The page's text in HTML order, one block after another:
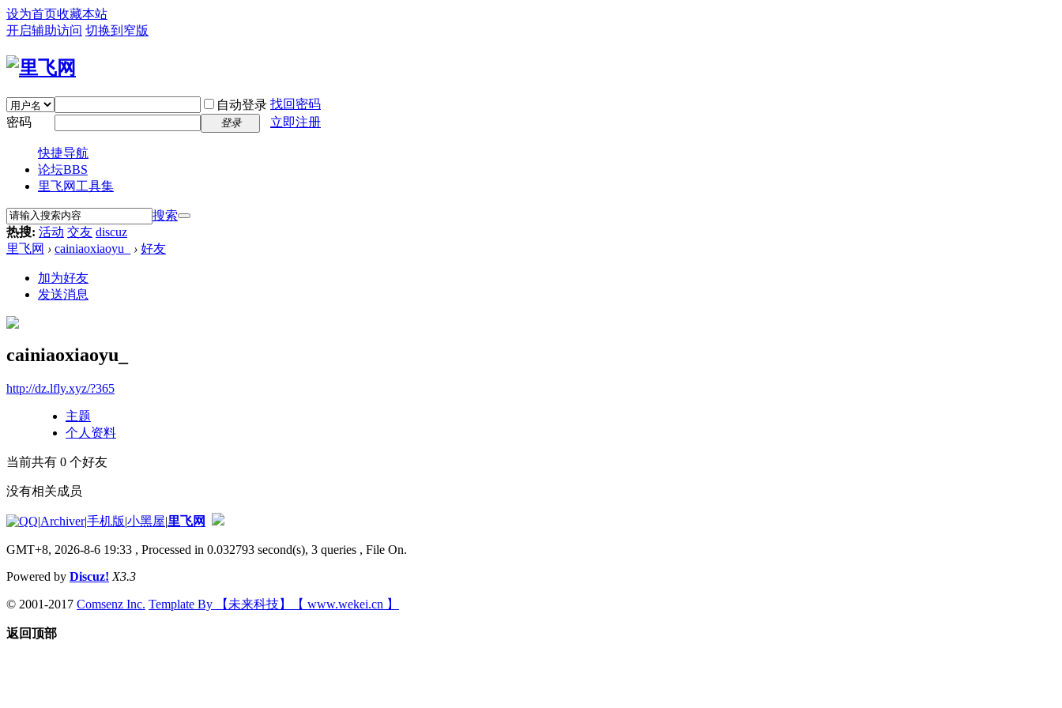
设为首页收藏本站
开启辅助访问 切换到窄版
自动登录 找回密码
密码
登录 立即注册
快捷导航
论坛BBS
里飞网工具集
搜索
热搜: 活动 交友 discuz
里飞网 › cainiaoxiaoyu_ › 好友
加为好友
发送消息
cainiaoxiaoyu_
http://dz.lfly.xyz/?365
主题
个人资料
当前共有 0 个好友
没有相关成员
|Archiver|手机版|小黑屋|里飞网
GMT+8, 2026-8-6 19:33 , Processed in 0.032793 second(s), 3 queries , File On.
Powered by Discuz! X3.3
© 2001-2017 Comsenz Inc. Template By 【未来科技】【 www.wekei.cn 】
返回顶部